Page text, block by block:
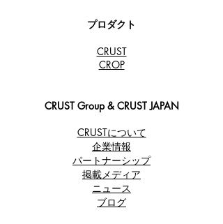
プロダクト
CRUST
​CROP
CRUST Group & CRUST JAPAN
CRUSTについて
企業情報
パートナーシップ
​掲載メディア
ニュース
ブログ